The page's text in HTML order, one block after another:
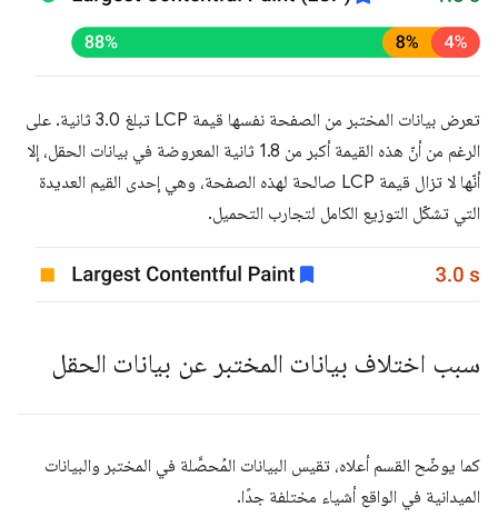
تعرض بيانات المختبر من الصفحة نفسها قيمة LCP تبلغ 3.0 ثانية. على
الرغم من أنّ هذه القيمة أكبر من 1.8 ثانية المعروضة في بيانات الحقل، إلا
أنّها لا تزال قيمة LCP صالحة لهذه الصفحة، وهي إحدى القيم العديدة
التي تشكّل التوزيع الكامل لتجارب التحميل.
سبب اختلاف بيانات المختبر عن بيانات الحقل
كما يوضّح القسم أعلاه، تقيس البيانات المُحصَّلة في المختبر والبيانات
الميدانية في الواقع أشياء مختلفة جدًا.